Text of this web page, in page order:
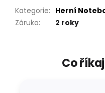
Kategorie: Herní
Záruka: 2 roky
Z
Co